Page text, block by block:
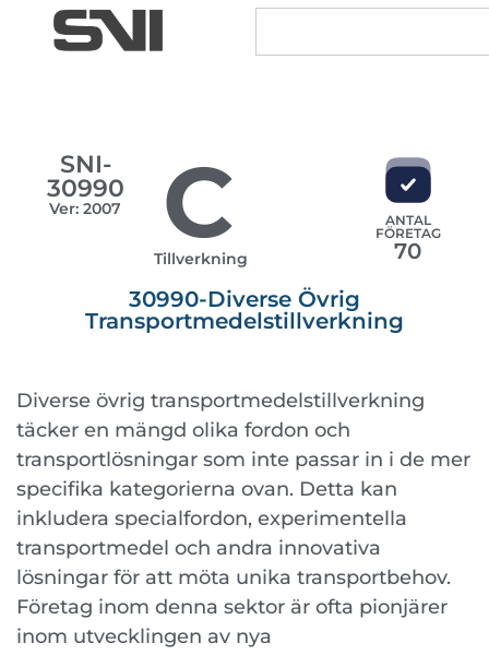
SNI-
30990
Ver: 2007 C
Tillverkning
ANTAL
FÖRETAG
70
30990-Diverse Övrig
Transportmedelstillverkning
Diverse övrig transportmedelstillverkning
täcker en mängd olika fordon och
transportlösningar som inte passar in i de mer
specifika kategorierna ovan. Detta kan
inkludera specialfordon, experimentella
transportmedel och andra innovativa
lösningar för att möta unika transportbehov.
Företag inom denna sektor är ofta pionjärer
inom utvecklingen av nya